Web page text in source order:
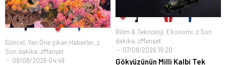
Güncel, Yan Öne çıkan Haberler, z
Son dakika, zManşet
08/08/2026 04:49
Bilim & Teknoloji, Ekonomi, z Son
dakika, zManşet
07/08/2026 19:20
Gökyüzünün Milli Kalbi Tek